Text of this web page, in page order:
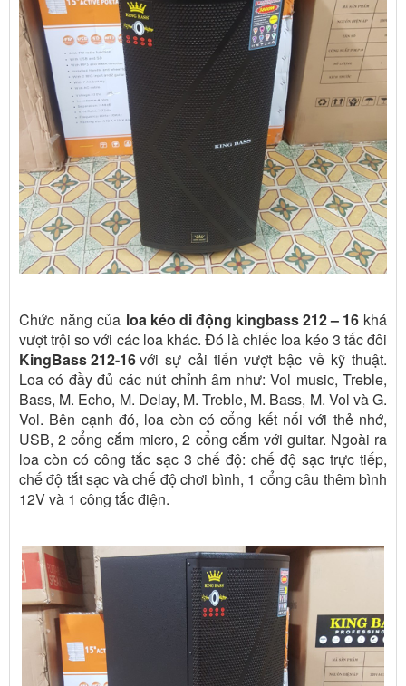
Chức năng của loa kéo di động kingbass 212 – 16khá
vượt trội so với các loa khác. Đó là chiếc loa kéo 3 tấc đôi
KingBass 212-16với sự cải tiến vượt bậc về kỹ thuật.
Loa có đầy đủ các nút chỉnh âm như: Vol music, Treble,
Bass, M. Echo, M. Delay, M. Treble, M. Bass, M. Vol và G.
Vol. Bên cạnh đó, loa còn có cổng kết nối với thẻ nhớ,
USB, 2 cổng cắm micro, 2 cổng cắm với guitar. Ngoài ra
loa còn có công tắc sạc 3 chế độ: chế độ sạc trực tiếp,
chế độ tắt sạc và chế độ chơi bình, 1 cổng câu thêm bình
12V và 1 công tắc điện.